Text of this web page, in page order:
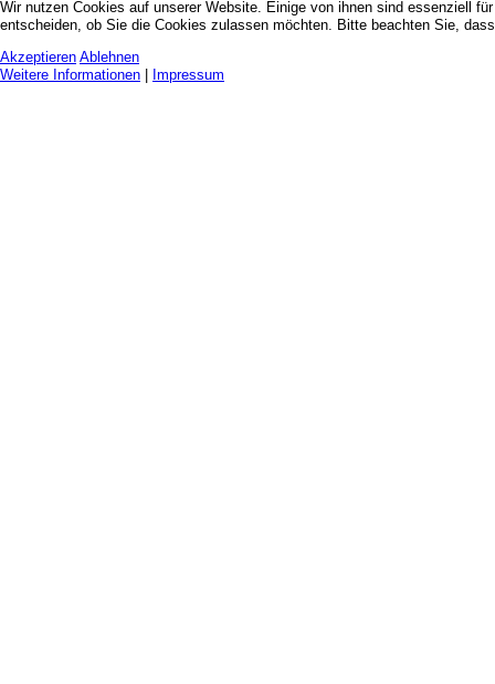
Wir nutzen Cookies auf unserer Website. Einige von ihnen sind essenziell
entscheiden, ob Sie die Cookies zulassen möchten. Bitte beachten Sie,
Akzeptieren Ablehnen
Weitere Informationen
Impressum